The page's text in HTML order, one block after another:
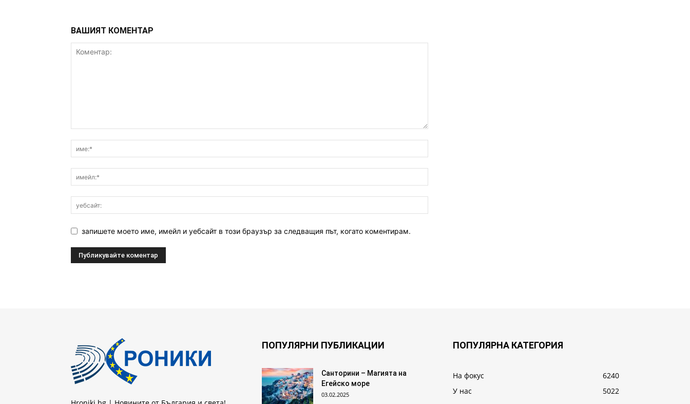
ВАШИЯТ КОМЕНТАР
запишете моето име, имейл и уебсайт в този браузър за следващия път, когато коментирам.
ПОПУЛЯРНИ ПУБЛИКАЦИИ
Санторини – Магията на
Егейско море
03.02.2025
ПОПУЛЯРНА КАТЕГОРИЯ
На фокус
6240
У нас
5022